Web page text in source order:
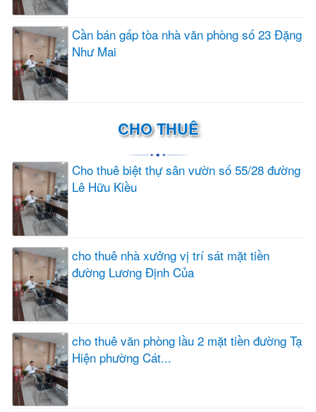
Cần bán gấp tòa nhà văn phòng số 23 Đặng
Như Mai
CHO THUÊ
Cho thuê biệt thự sân vườn số 55/28 đường
Lê Hữu Kiều
cho thuê nhà xưởng vị trí sát mặt tiền
đường Lương Định Của
cho thuê văn phòng lầu 2 mặt tiền đường Tạ
Hiện phường Cát...